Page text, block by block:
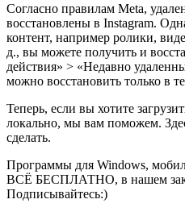
Согласно правилам Meta,
восстановлены в Instagram.
контент, например ролики,
д., вы можете получить и
действия» > «Недавно
можно восстановить только в
Теперь, если вы хотите
локально, мы вам поможем.
сделать.
Программы для Windows,
ВСЁ БЕСПЛАТНО, в нашем
Подписывайтесь:)